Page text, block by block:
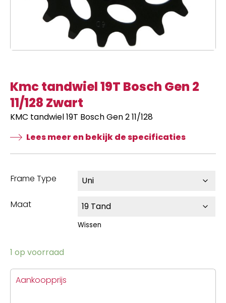
Kmc tandwiel 19T Bosch Gen 2
11/128 Zwart
KMC tandwiel 19T Bosch Gen 2 11/128
Lees meer en bekijk de specificaties
Frame Type
Maat
Wissen
1 op voorraad
Aankoopprijs